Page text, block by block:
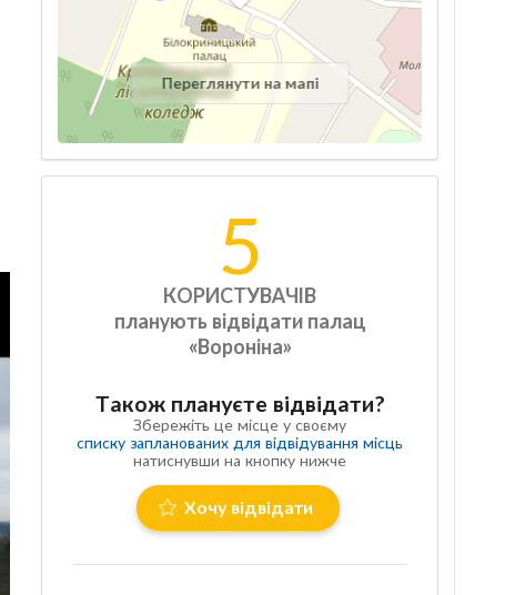
Переглянути на мапі
5
КОРИСТУВАЧІВ
планують відвідати палац
«Вороніна»
Також плануєте відвідати?
Збережіть це місце у своєму
списку запланованих для відвідування місць
натиснувши на кнопку нижче
Хочу відвідати